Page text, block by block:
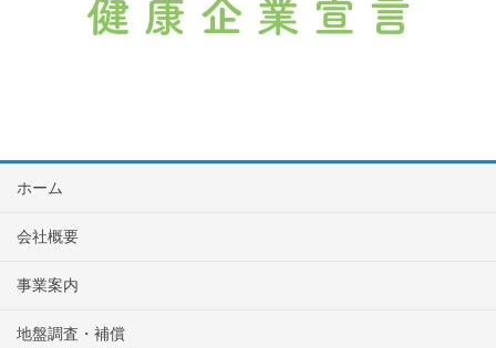
ホーム
会社概要
事業案内
地盤調査・補償